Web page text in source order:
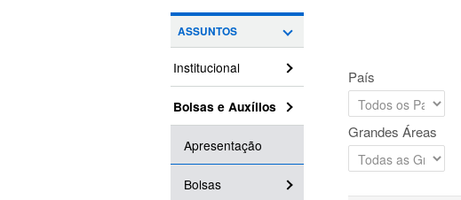
ASSUNTOS
Institucional
Bolsas e Auxílios
Apresentação
Bolsas
País
Grandes Áreas